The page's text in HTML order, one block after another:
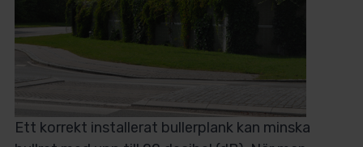
Ett korrekt installerat bullerplank kan minska